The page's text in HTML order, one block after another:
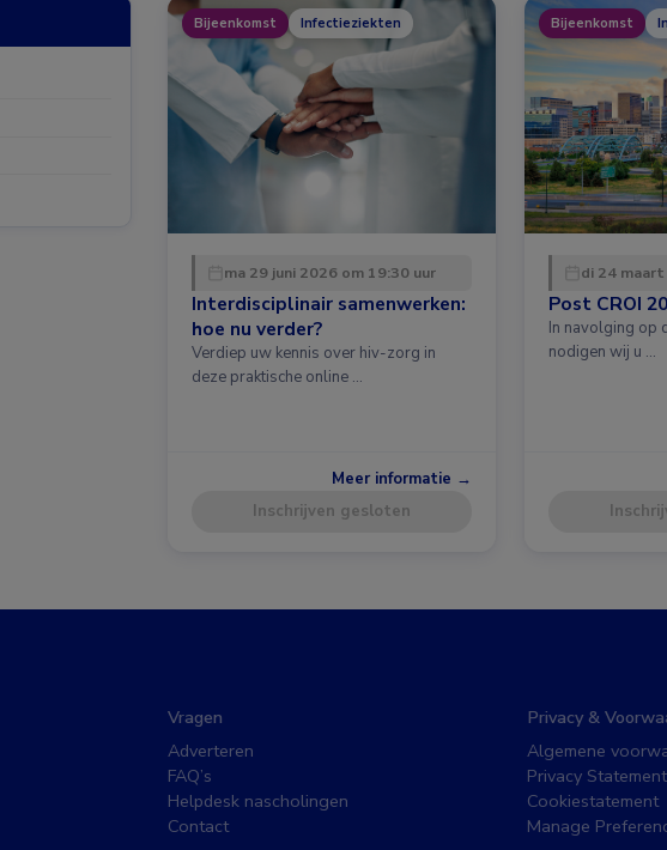
Bijeenkomst Infectieziekten
ma 29 juni 2026 om 19:30 uur
Interdisciplinair samenwerken:
hoe nu verder?
Verdiep uw kennis over hiv-zorg in
deze praktische online …
Meer informatie →
Inschrijven gesloten
Bijeenkomst
di 24
Post CROI
In navolging op
nodigen wij u …
Vragen
Adverteren
FAQ’s
Helpdesk nascholingen
Contact
Privacy &
Algemene
Privacy Statement
Cookiestatement
Manage